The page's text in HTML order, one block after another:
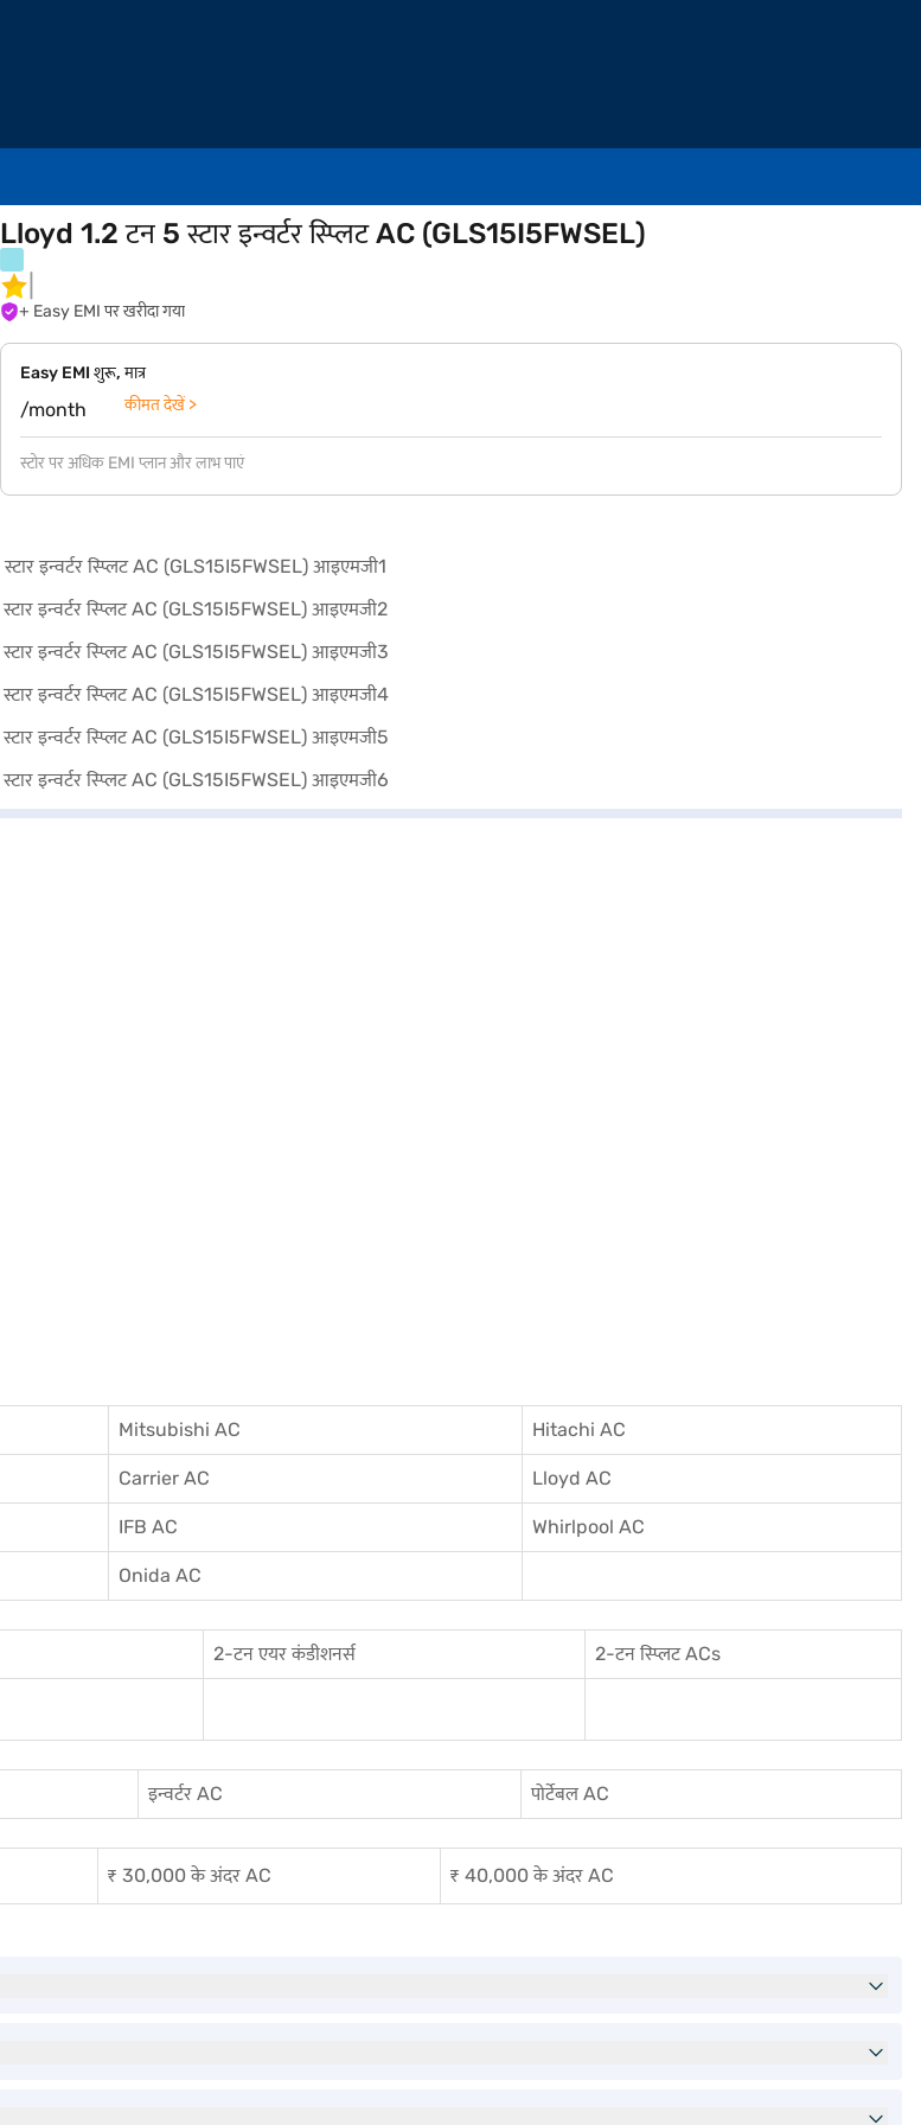
Lloyd 1.2 टन 5 स्टार इन्वर्टर स्प्लिट AC (GLS15I5FWSEL)
+ Easy EMI पर खरीदा गया
Easy EMI शुरू, मात्र
/month कीमत देखें >
स्टोर पर अधिक EMI प्लान और लाभ पाएं
Mitsubishi AC Hitachi AC
Carrier AC Lloyd AC
IFB AC Whirlpool AC
Onida AC
2-टन एयर कंडीशनर्स 2-टन स्प्लिट ACs
इन्वर्टर AC
पोर्टेबल AC
₹ 30,000 के अंदर AC ₹ 40,000 के अंदर AC